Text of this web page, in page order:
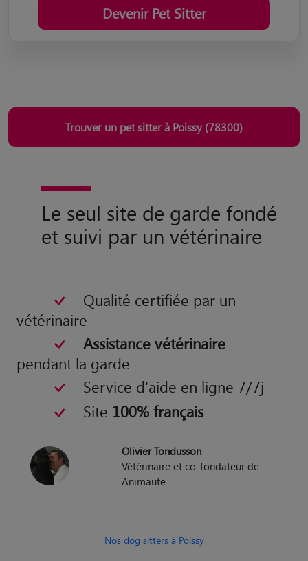
Devenir Pet Sitter
Trouver un pet sitter à Poissy (78300)
Le seul site de garde fondé
et suivi par un vétérinaire
Qualité certifiée par un
vétérinaire
Assistance vétérinaire
pendant la garde
Service d'aide en ligne 7/7j
Site 100% français
Olivier Tondusson
Vétérinaire et co-fondateur de
Animaute
Nos dog sitters à Poissy